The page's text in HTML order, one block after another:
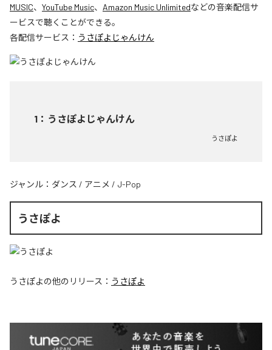
MUSIC、 YouTube Music、 Amazon Music Unlimitedなどの音楽配信サ
ービスで聴くことができる。
各配信サービス： うさぽよじゃんけん
1 ： うさぽよじゃんけん
うさぽよ
ジャンル： ダンス / アニメ / J-Pop
うさぽよ
うさぽよの他のリリース： うさぽよ